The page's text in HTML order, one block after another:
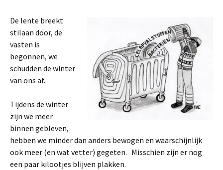
De lente breekt
stilaan door, de
vasten is
begonnen, we
schudden de winter
van ons af.
Tijdens de winter
zijn we meer
binnen gebleven,
hebben we minder dan anders bewogen en waarschijnlijk
ook meer (en wat vetter) gegeten. Misschien zijn er nog
een paar kilootjes blijven plakken.